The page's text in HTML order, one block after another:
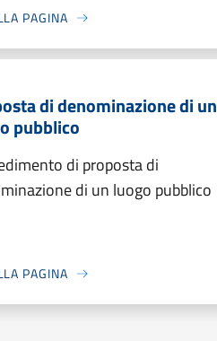
PAGINA
di denominazione di un
pubblico
di proposta di
di un luogo pubblico
PAGINA